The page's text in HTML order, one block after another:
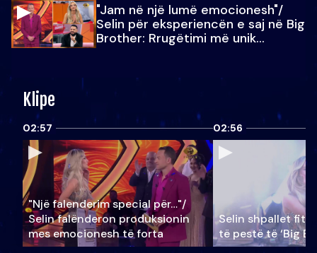
"Jam në një lumë emocionesh"/
Selin për eksperiencën e saj në Big
Brother: Rrugëtimi më unik…
Klipe
02:57
"Një falenderim special për…"/
Selin falënderon produksionin
mes emocionesh të forta
02:56
Selin shpallet
të pestë të ‘Big